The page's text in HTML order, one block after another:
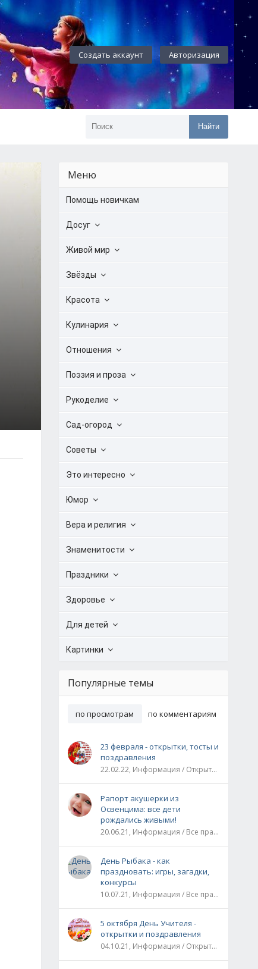
Создать аккаунт Авторизация
Найти
Меню
Помощь новичкам
Досуг
Живой мир
Звёзды
Красота
Кулинария
Отношения
Поэзия и проза
Рукоделие
Сад-огород
Советы
Это интересно
Юмор
Вера и религия
Знаменитости
Праздники
Здоровье
Для детей
Картинки
Популярные темы
по просмотрам по комментариям
23 февраля - открытки, тосты и
поздравления
22.02.22, Информация / Открытки / Все праздники
Рапорт акушерки из
Освенцима: все дети
рождались живыми!
20.06.21, Информация / Все праздники / Рассказы и истории
День Рыбака - как
праздновать: игры, загадки,
конкурсы
10.07.21, Информация / Все праздники
5 октября День Учителя -
открытки и поздравления
04.10.21, Информация / Открытки / Все праздники